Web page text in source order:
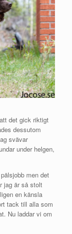
det gick riktigt
dessutom
svävar
under helgen,
men det
jag är så stolt
en känsla
tack till alla som
Nu laddar vi om